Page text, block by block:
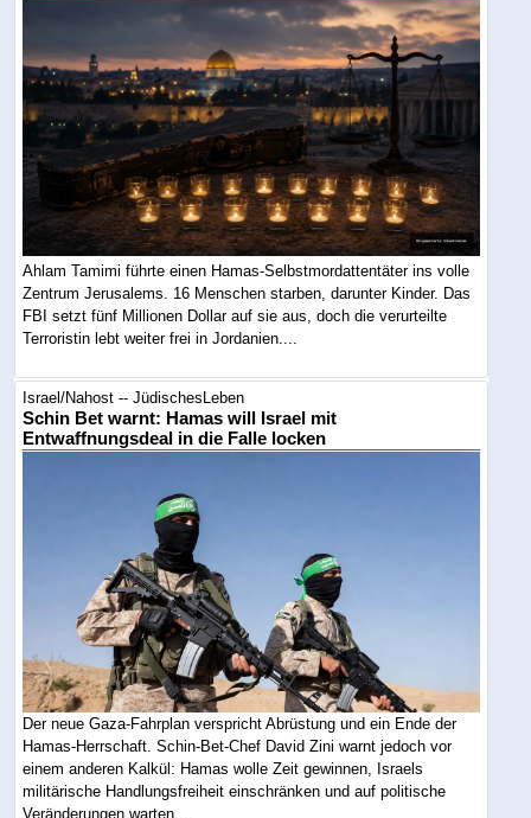
Ahlam Tamimi führte einen Hamas-Selbstmordattentäter ins volle
Zentrum Jerusalems. 16 Menschen starben, darunter Kinder. Das
FBI setzt fünf Millionen Dollar auf sie aus, doch die verurteilte
Terroristin lebt weiter frei in Jordanien....
Israel/Nahost -- JüdischesLeben
Schin Bet warnt: Hamas will Israel mit
Entwaffnungsdeal in die Falle locken
Der neue Gaza-Fahrplan verspricht Abrüstung und ein Ende der
Hamas-Herrschaft. Schin-Bet-Chef David Zini warnt jedoch vor
einem anderen Kalkül: Hamas wolle Zeit gewinnen, Israels
militärische Handlungsfreiheit einschränken und auf politische
Veränderungen warten....